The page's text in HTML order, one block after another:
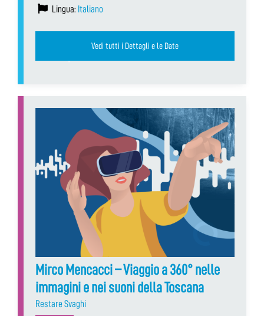
Lingua: Italiano
Vedi tutti i Dettagli e le Date
Mirco Mencacci – Viaggio a 360° nelle
immagini e nei suoni della Toscana
Restare Svaghi